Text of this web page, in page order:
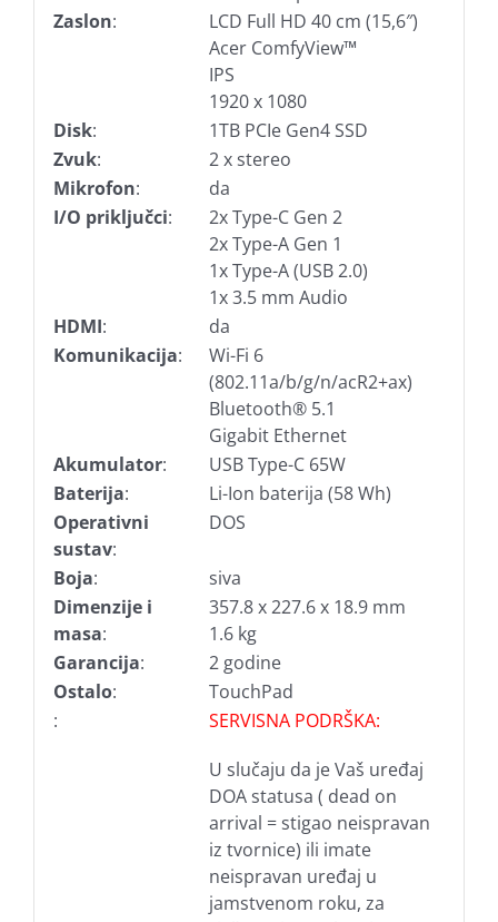
Zaslon:
LCD Full HD 40 cm (15,6″)
Acer ComfyView™
IPS
1920 x 1080
Disk:
1TB PCIe Gen4 SSD
Zvuk:
2 x stereo
Mikrofon:
da
I/O priključci:
2x Type-C Gen 2
2x Type-A Gen 1
1x Type-A (USB 2.0)
1x 3.5 mm Audio
HDMI:
da
Komunikacija:
Wi-Fi 6
(802.11a/b/g/n/acR2+ax)
Bluetooth® 5.1
Gigabit Ethernet
Akumulator:
USB Type-C 65W
Baterija:
Li-Ion baterija (58 Wh)
Operativni
sustav:
DOS
Boja:
siva
Dimenzije i
masa:
357.8 x 227.6 x 18.9 mm
1.6 kg
Garancija:
2 godine
Ostalo:
TouchPad
:
SERVISNA PODRŠKA:
U slučaju da je Vaš uređaj
DOA statusa ( dead on
arrival = stigao neispravan
iz tvornice) ili imate
neispravan uređaj u
jamstvenom roku, za